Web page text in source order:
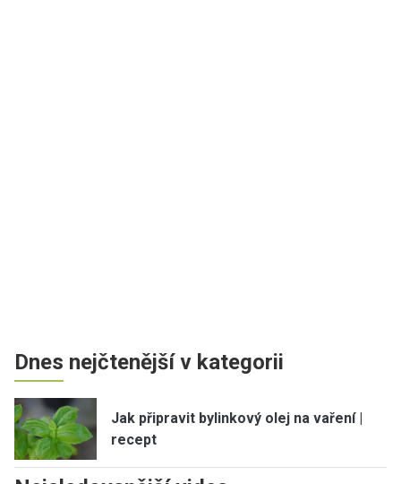
Dnes nejčtenější v kategorii
Jak připravit bylinkový olej na vaření |
recept